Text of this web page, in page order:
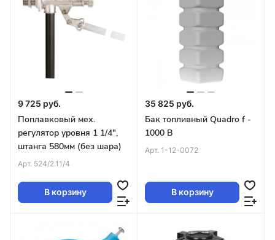
9 725 руб.
Поплавковый мех.
регулятор уровня 1 1/4",
штанга 580мм (без шара)
Арт. 524/2.11/4
В корзину
35 825 руб.
Бак топливный Quadro f -
1000 B
Арт. 1-12-0072
В корзину